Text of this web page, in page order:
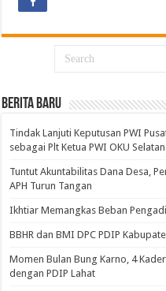
BERITA BARU
Tindak Lanjuti Keputusan PWI
sebagai Plt Ketua PWI OKU Selatan
Tuntut Akuntabilitas Dana Desa,
APH Turun Tangan
Ikhtiar Memangkas Beban
BBHR dan BMI DPC PDIP
Momen Bulan Bung Karno, 4
dengan PDIP Lahat